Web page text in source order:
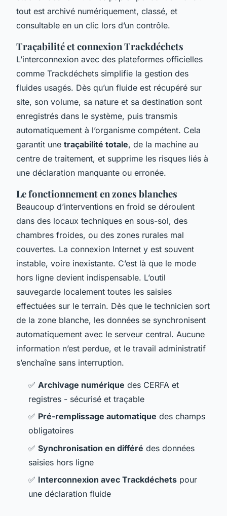
tout est archivé numériquement, classé, et
consultable en un clic lors d’un contrôle.
Traçabilité et connexion Trackdéchets
L’interconnexion avec des plateformes officielles
comme Trackdéchets simplifie la gestion des
fluides usagés. Dès qu’un fluide est récupéré sur
site, son volume, sa nature et sa destination sont
enregistrés dans le système, puis transmis
automatiquement à l’organisme compétent. Cela
garantit une traçabilité totale, de la machine au
centre de traitement, et supprime les risques liés à
une déclaration manquante ou erronée.
Le fonctionnement en zones blanches
Beaucoup d’interventions en froid se déroulent
dans des locaux techniques en sous-sol, des
chambres froides, ou des zones rurales mal
couvertes. La connexion Internet y est souvent
instable, voire inexistante. C’est là que le mode
hors ligne devient indispensable. L’outil
sauvegarde localement toutes les saisies
effectuées sur le terrain. Dès que le technicien sort
de la zone blanche, les données se synchronisent
automatiquement avec le serveur central. Aucune
information n’est perdue, et le travail administratif
s’enchaîne sans interruption.
✅ Archivage numérique des CERFA et
registres - sécurisé et traçable
✅ Pré-remplissage automatique des champs
obligatoires
✅ Synchronisation en différé des données
saisies hors ligne
✅ Interconnexion avec Trackdéchets pour
une déclaration fluide